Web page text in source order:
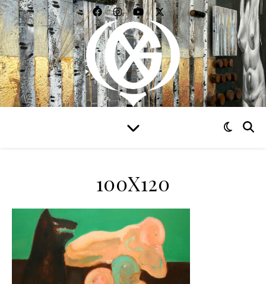
WIDZIEĆ WSZYSTKO
100X120